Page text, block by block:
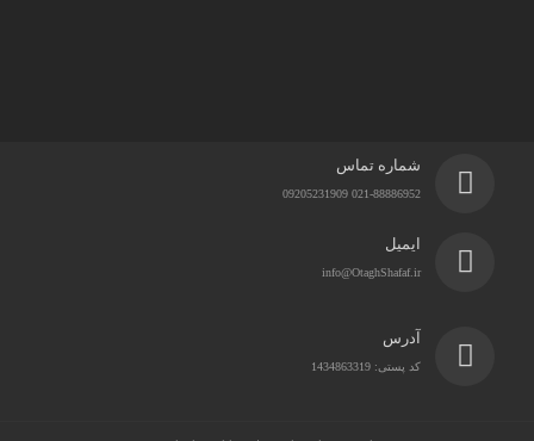
شماره تماس
021-88886952 09205231909
ایمیل
info@OtaghShafaf.ir
آدرس
کد پستی: 1434863319